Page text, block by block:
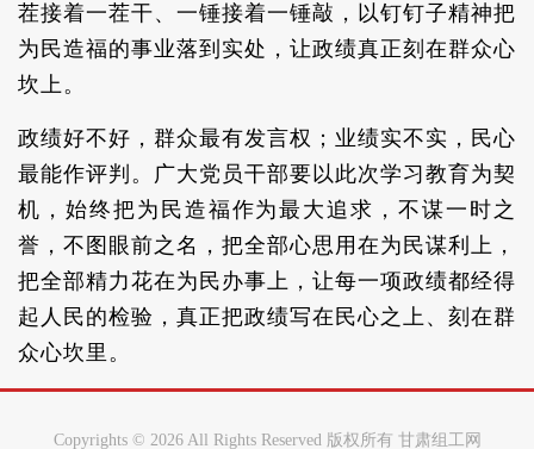
茬接着一茬干、一锤接着一锤敲，以钉钉子精神把
为民造福的事业落到实处，让政绩真正刻在群众心
坎上。
政绩好不好，群众最有发言权；业绩实不实，民心
最能作评判。广大党员干部要以此次学习教育为契
机，始终把为民造福作为最大追求，不谋一时之
誉，不图眼前之名，把全部心思用在为民谋利上，
把全部精力花在为民办事上，让每一项政绩都经得
起人民的检验，真正把政绩写在民心之上、刻在群
众心坎里。
Copyrights © 2026 All Rights Reserved 版权所有 甘肃组工网